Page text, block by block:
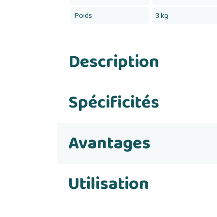
Poids
3 kg
Description
Spécificités
Avantages
Utilisation